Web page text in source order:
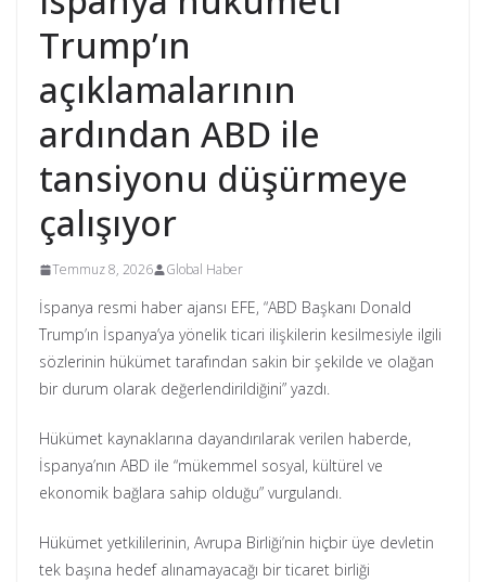
Trump’ın
açıklamalarının
ardından ABD ile
tansiyonu düşürmeye
çalışıyor
Temmuz 8, 2026 Global Haber
İspanya resmi haber ajansı EFE, “ABD Başkanı Donald
Trump’ın İspanya’ya yönelik ticari ilişkilerin kesilmesiyle ilgili
sözlerinin hükümet tarafından sakin bir şekilde ve olağan
bir durum olarak değerlendirildiğini” yazdı.
Hükümet kaynaklarına dayandırılarak verilen haberde,
İspanya’nın ABD ile “mükemmel sosyal, kültürel ve
ekonomik bağlara sahip olduğu” vurgulandı.
Hükümet yetkililerinin, Avrupa Birliği’nin hiçbir üye devletin
tek başına hedef alınamayacağı bir ticaret birliği